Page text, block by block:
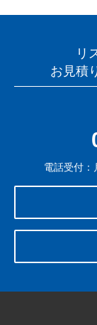
リ
お見積
電話受付：